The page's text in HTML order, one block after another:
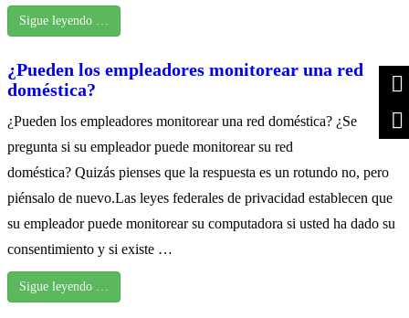
Sigue leyendo …
¿Pueden los empleadores monitorear una red
doméstica?
¿Pueden los empleadores monitorear una red doméstica? ¿Se
pregunta si su empleador puede monitorear su red
doméstica? Quizás pienses que la respuesta es un rotundo no, pero
piénsalo de nuevo.Las leyes federales de privacidad establecen que
su empleador puede monitorear su computadora si usted ha dado su
consentimiento y si existe …
Sigue leyendo …